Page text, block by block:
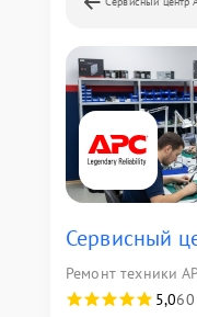
Сервисный
Ремонт техники
5,0